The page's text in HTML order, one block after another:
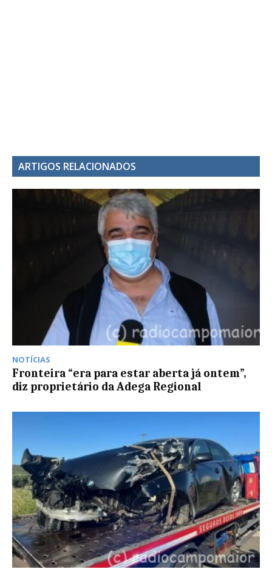
ARTIGOS RELACIONADOS
NOTÍCIAS
Fronteira “era para estar aberta já ontem”,
diz proprietário da Adega Regional